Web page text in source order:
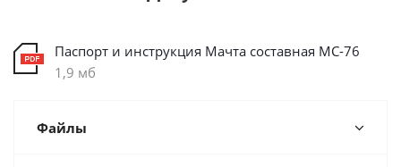
Паспорт и инструкция Мачта составная МС-76
1,9 мб
Файлы